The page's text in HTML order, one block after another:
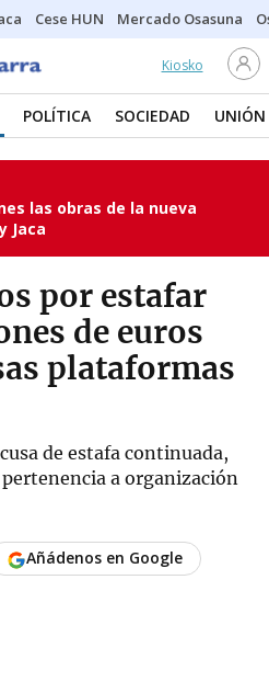
Cese HUN Mercado Osasuna
Kiosko
POLÍTICA SOCIEDAD UNIÓN
las obras de la nueva
Jaca
por estafar
de euros
plataformas
de estafa continuada,
a organización
Añádenos en Google